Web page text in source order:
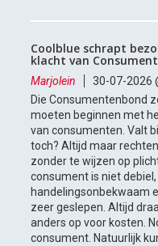
Coolblue schrapt
klacht van
Marjolein
30-07-2026
Die Consumentenbond
moeten beginnen met
van consumenten. Valt
toch? Altijd maar
zonder te wijzen op
consument is niet
handelingsonbekwaam
zeer geslepen. Altijd
anders op voor kosten.
consument. Natuurlijk